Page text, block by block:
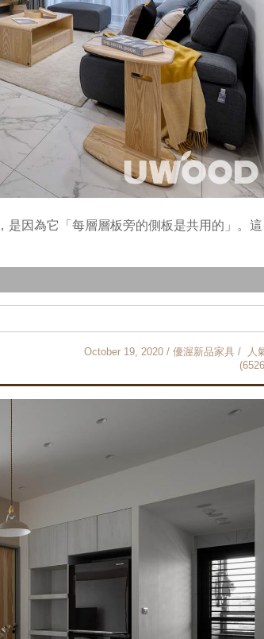
是因為它「每層層板旁的側板是共用的」。這
October 19, 2020 / 優渥新品家具 / 人